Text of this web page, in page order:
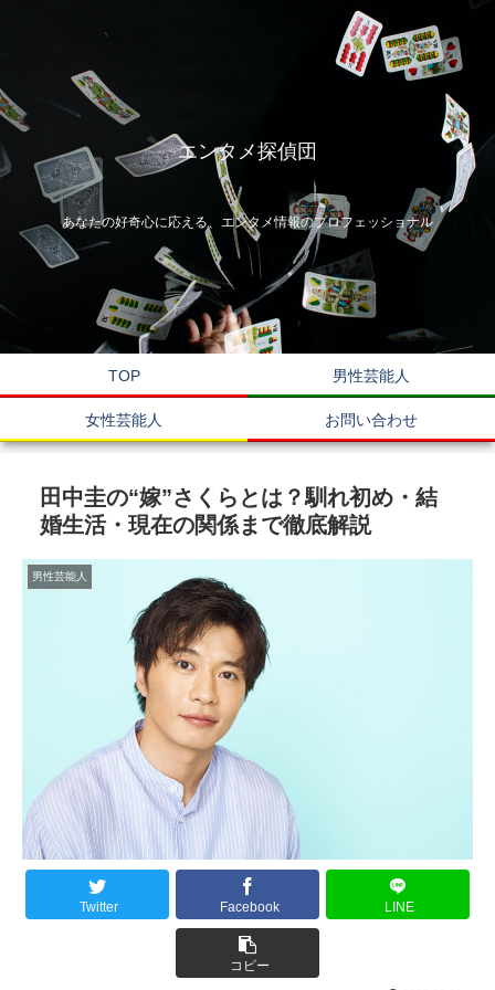
エンタメ探偵団
あなたの好奇心に応える、エンタメ情報のプロフェッショナル
TOP 男性芸能人
女性芸能人 お問い合わせ
田中圭の“嫁”さくらとは？馴れ初め・結
婚生活・現在の関係まで徹底解説
男性芸能人
Twitter Facebook LINE
コピー